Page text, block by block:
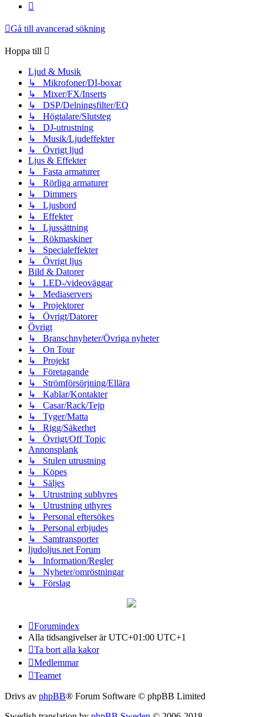
Gå till avancerad sökning
Hoppa till
Ljud & Musik
↳ Mikrofoner/DI-boxar
↳ Mixer/FX/Inserts
↳ DSP/Delningsfilter/EQ
↳ Högtalare/Slutsteg
↳ DJ-utrustning
↳ Musik/Ljudeffekter
↳ Övrigt ljud
Ljus & Effekter
↳ Fasta armaturer
↳ Rörliga armaturer
↳ Dimmers
↳ Ljusbord
↳ Effekter
↳ Ljussättning
↳ Rökmaskiner
↳ Specialeffekter
↳ Övrigt ljus
Bild & Datorer
↳ LED-/videoväggar
↳ Mediaservers
↳ Projektorer
↳ Övrigt/Datorer
Övrigt
↳ Branschnyheter/Övriga nyheter
↳ On Tour
↳ Projekt
↳ Företagande
↳ Strömförsörjning/Ellära
↳ Kablar/Kontakter
↳ Casar/Rack/Tejp
↳ Tyger/Matta
↳ Rigg/Säkerhet
↳ Övrigt/Off Topic
Annonsplank
↳ Stulen utrustning
↳ Köpes
↳ Säljes
↳ Utrustning subhyres
↳ Utrustning uthyres
↳ Personal eftersökes
↳ Personal erbjudes
↳ Samtransporter
ljudoljus.net Forum
↳ Information/Regler
↳ Nyheter/omröstningar
↳ Förslag
Forumindex
Alla tidsangivelser är UTC+01:00 UTC+1
Ta bort alla kakor
Medlemmar
Teamet
Drivs av phpBB® Forum Software © phpBB Limited